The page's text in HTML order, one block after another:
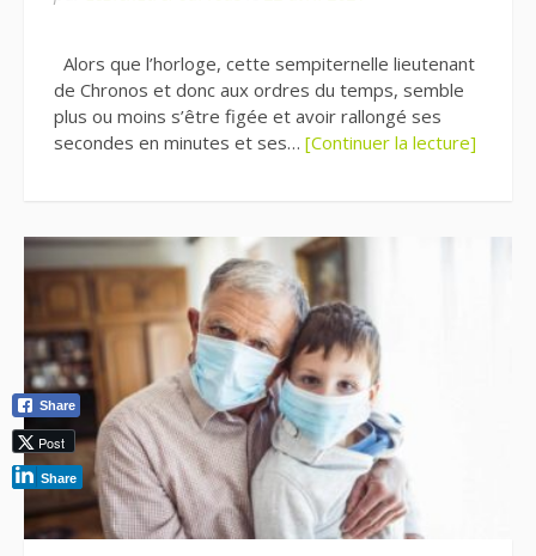
Alors que l’horloge, cette sempiternelle lieutenant
de Chronos et donc aux ordres du temps, semble
plus ou moins s’être figée et avoir rallongé ses
secondes en minutes et ses… [Continuer la lecture]
Share
Post
Share